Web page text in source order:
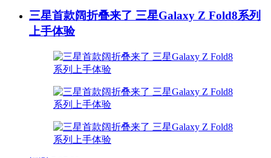
三星首款阔折叠来了 三星Galaxy Z Fold8系列
上手体验